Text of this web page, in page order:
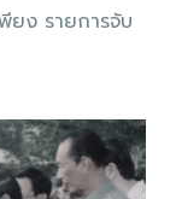
ยง รายการจับ